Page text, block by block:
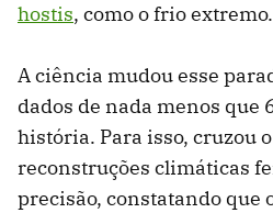
hostis, como o frio extremo.
A ciência mudou esse
dados de nada menos que
história. Para isso, cruzou
reconstruções climáticas
precisão, constatando que